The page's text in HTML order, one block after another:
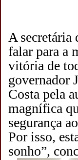
A secretária
falar para a
vitória de
governador
Costa pela
magnífica
segurança
Por isso,
sonho”,